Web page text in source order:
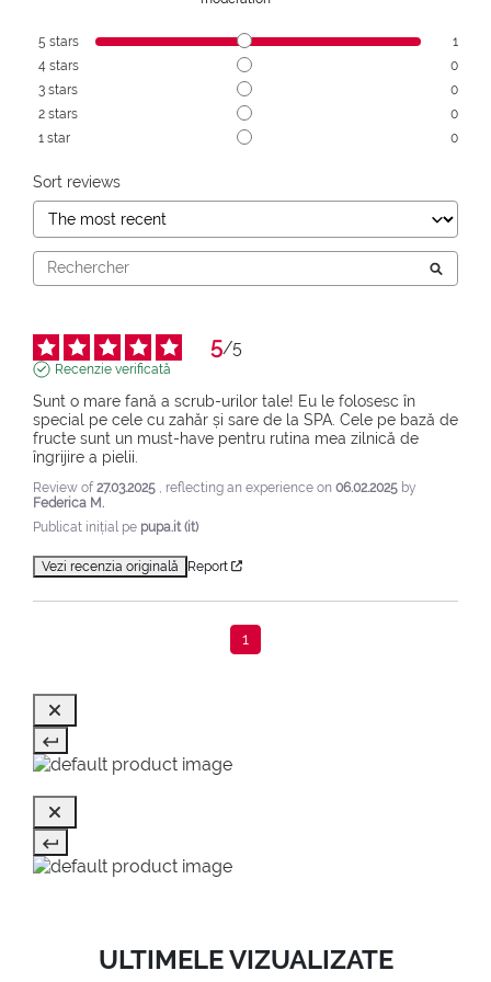
5 stars
1
4 stars
0
3 stars
0
2 stars
0
1 star 0
Sort reviews
5/5
Recenzie verificată
Sunt o mare fană a scrub-urilor tale! Eu le folosesc în
special pe cele cu zahăr și sare de la SPA. Cele pe bază de
fructe sunt un must-have pentru rutina mea zilnică de
îngrijire a pielii.
Review of27.03.2025 , reflecting an experience on 06.02.2025 by
Federica M.
Publicat inițial pe pupa.it (it)
Vezi recenzia originală Report
1
ULTIMELE VIZUALIZATE